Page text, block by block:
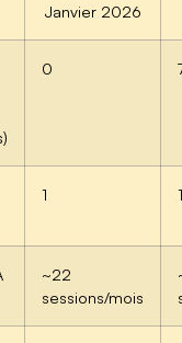
Janvier 2026
0
1
~22
sessions/mois